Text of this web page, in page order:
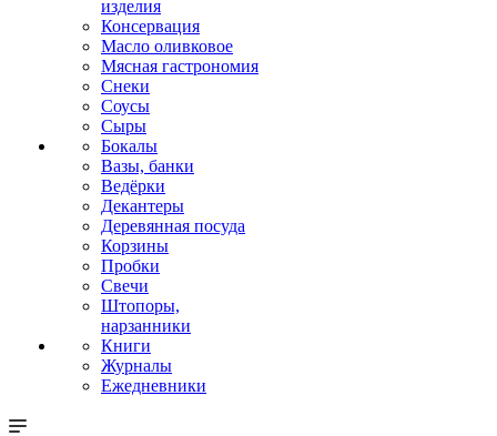
изделия
Консервация
Масло оливковое
Мясная гастрономия
Снеки
Соусы
Сыры
Бокалы
Вазы, банки
Ведёрки
Декантеры
Деревянная посуда
Корзины
Пробки
Свечи
Штопоры,
нарзанники
Книги
Журналы
Ежедневники